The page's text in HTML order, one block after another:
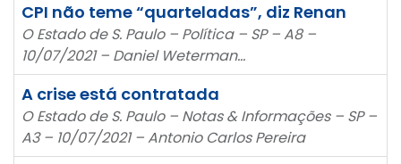
CPI não teme “quarteladas”, diz Renan
O Estado de S. Paulo – Política – SP – A8 –
10/07/2021 – Daniel Weterman…
A crise está contratada
O Estado de S. Paulo – Notas & Informações – SP –
A3 – 10/07/2021 – Antonio Carlos Pereira